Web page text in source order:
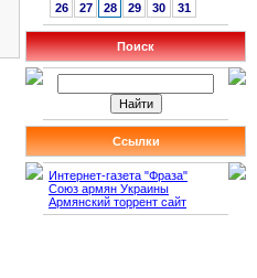
26
27 28 29 30 31
Поиск
Ссылки
Интернет-газета "Фраза"
Союз армян Украины
Армянский торрент сайт